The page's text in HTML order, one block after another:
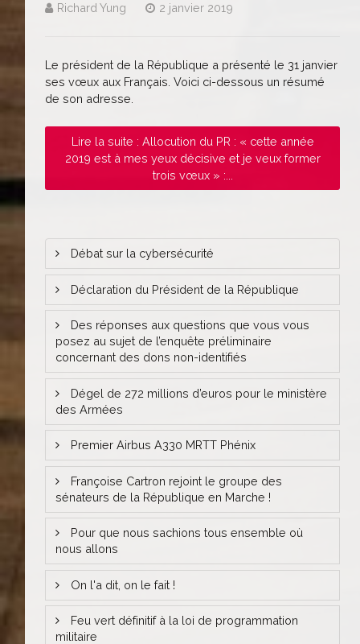
Richard Yung 2 janvier 2019
Le président de la République a présenté le 31 janvier
ses vœux aux Français. Voici ci-dessous un résumé
de son adresse.
Lire la suite : Allocution du PR : « cette année
2019 est à mes yeux décisive et je veux former
trois vœux » :...
Débat sur la cybersécurité
Déclaration du Président de la République
Des réponses aux questions que vous vous
posez au sujet de l’enquête préliminaire
concernant des dons non-identifiés
Dégel de 272 millions d’euros pour le ministère
des Armées
Premier Airbus A330 MRTT Phénix
Françoise Cartron rejoint le groupe des
sénateurs de la République en Marche !
Pour que nous sachions tous ensemble où
nous allons
On l'a dit, on le fait !
Feu vert définitif à la loi de programmation
militaire